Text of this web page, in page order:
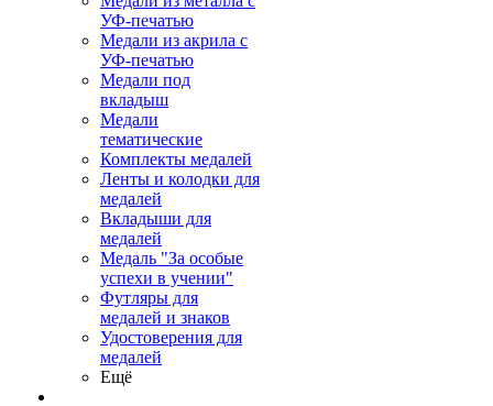
УФ-печатью
Медали из акрила с
УФ-печатью
Медали под
вкладыш
Медали
тематические
Комплекты медалей
Ленты и колодки для
медалей
Вкладыши для
медалей
Медаль "За особые
успехи в учении"
Футляры для
медалей и знаков
Удостоверения для
медалей
Ещё